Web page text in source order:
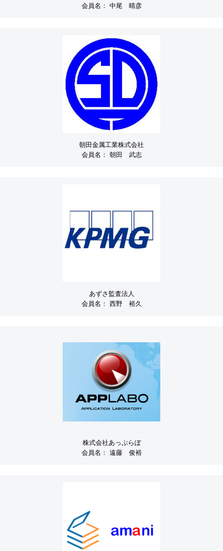
会員名： 中尾 晴彦
朝田金属工業株式会社
会員名： 朝田 武志
あずさ監査法人
会員名： 西野 裕久
株式会社あっぷらぼ
会員名： 遠藤 俊裕